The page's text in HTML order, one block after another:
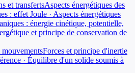
et transfertsAspects énergétiques des
: effet Joule · Aspects énergétiques
: énergie cinétique, potentielle,
et principe de conservation de
Forces et principe d'inertie
· Équilibre d'un solide soumis à